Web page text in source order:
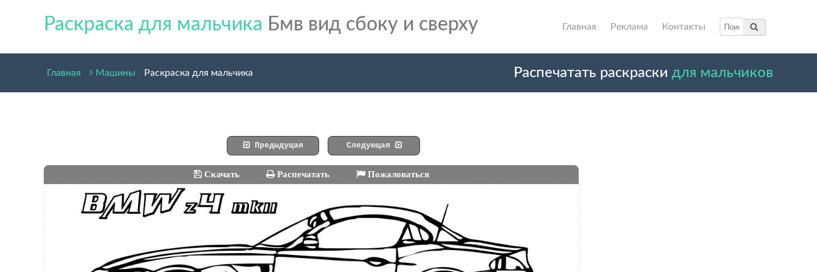
Раскраска для мальчика Бмв вид сбоку и сверху Главная Реклама Контакты
Распечатать раскраски для мальчиков
Главная Машины Раскраска для мальчика
Предыдущая Следующая
Скачать Распечатать Пожаловаться